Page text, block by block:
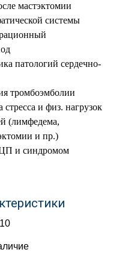
мастэктомии
системы
патологий сердечно-
тромбоэмболии
и физ. нагрузок
(лимфедема,
и пр.)
и синдромом